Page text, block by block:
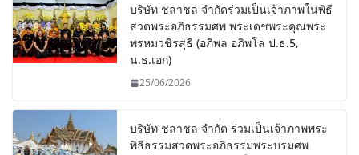
บริษัท ชลาชล จำกัดร่วมเป็นเจ้าภาพในพิธี
สวดพระอภิธรรมศพ พระเดชพระคุณพระ
พรหมวชิรสุธี (อภิพล อภิพโล ป.ธ.5,
น.ธ.เอก)
25/06/2026
บริษัท ชลาชล จำกัด ร่วมเป็นเจ้าภาพพระ
พิธีธรรมสวดพระอภิธรรมพระบรมศพ